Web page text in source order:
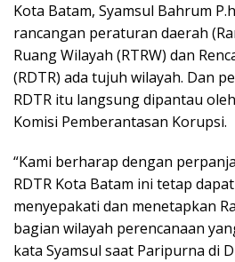
Kota Batam, Syamsul Bahrum
rancangan peraturan daerah
Ruang Wilayah (RTRW) dan
(RDTR) ada tujuh wilayah. Dan
RDTR itu langsung dipantau
Komisi Pemberantasan Korupsi.
“Kami berharap dengan
RDTR Kota Batam ini tetap
menyepakati dan menetapkan
bagian wilayah perencanaan
kata Syamsul saat Paripurna di